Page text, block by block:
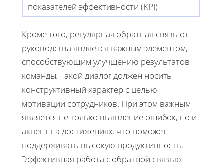
показателей эффективности (KPI)
Кроме того, регулярная обратная связь от
руководства является важным элементом,
способствующим улучшению результатов
команды. Такой диалог должен носить
конструктивный характер с целью
мотивации сотрудников. При этом важным
является не только выявление ошибок, но и
акцент на достижениях, что поможет
поддерживать высокую продуктивность.
Эффективная работа с обратной связью